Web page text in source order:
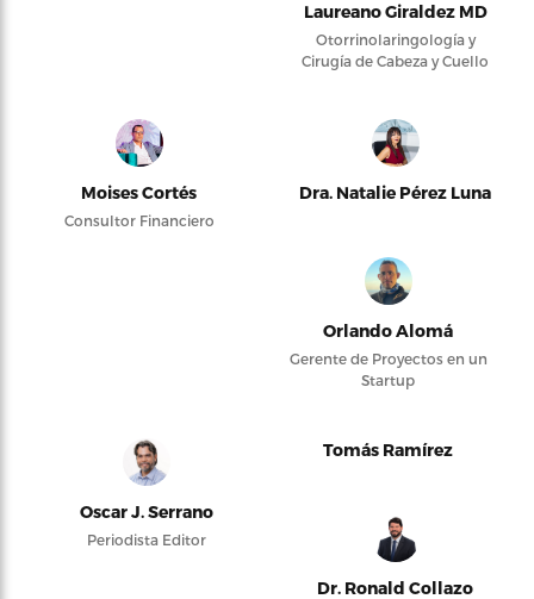
Laureano Giraldez MD
Otorrinolaringología y
Cirugía de Cabeza y Cuello
Moises Cortés
Consultor Financiero
Dra. Natalie Pérez Luna
Orlando Alomá
Gerente de Proyectos en un
Startup
Oscar J. Serrano
Periodista Editor
Tomás Ramírez
Dr. Ronald Collazo